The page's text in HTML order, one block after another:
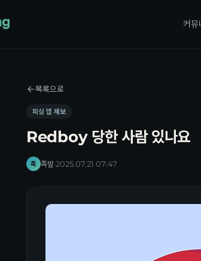
커뮤
목록으로
피싱 앱 제보
Redboy 당한 사람 있나요
족 족발·2025.07.21 07:47